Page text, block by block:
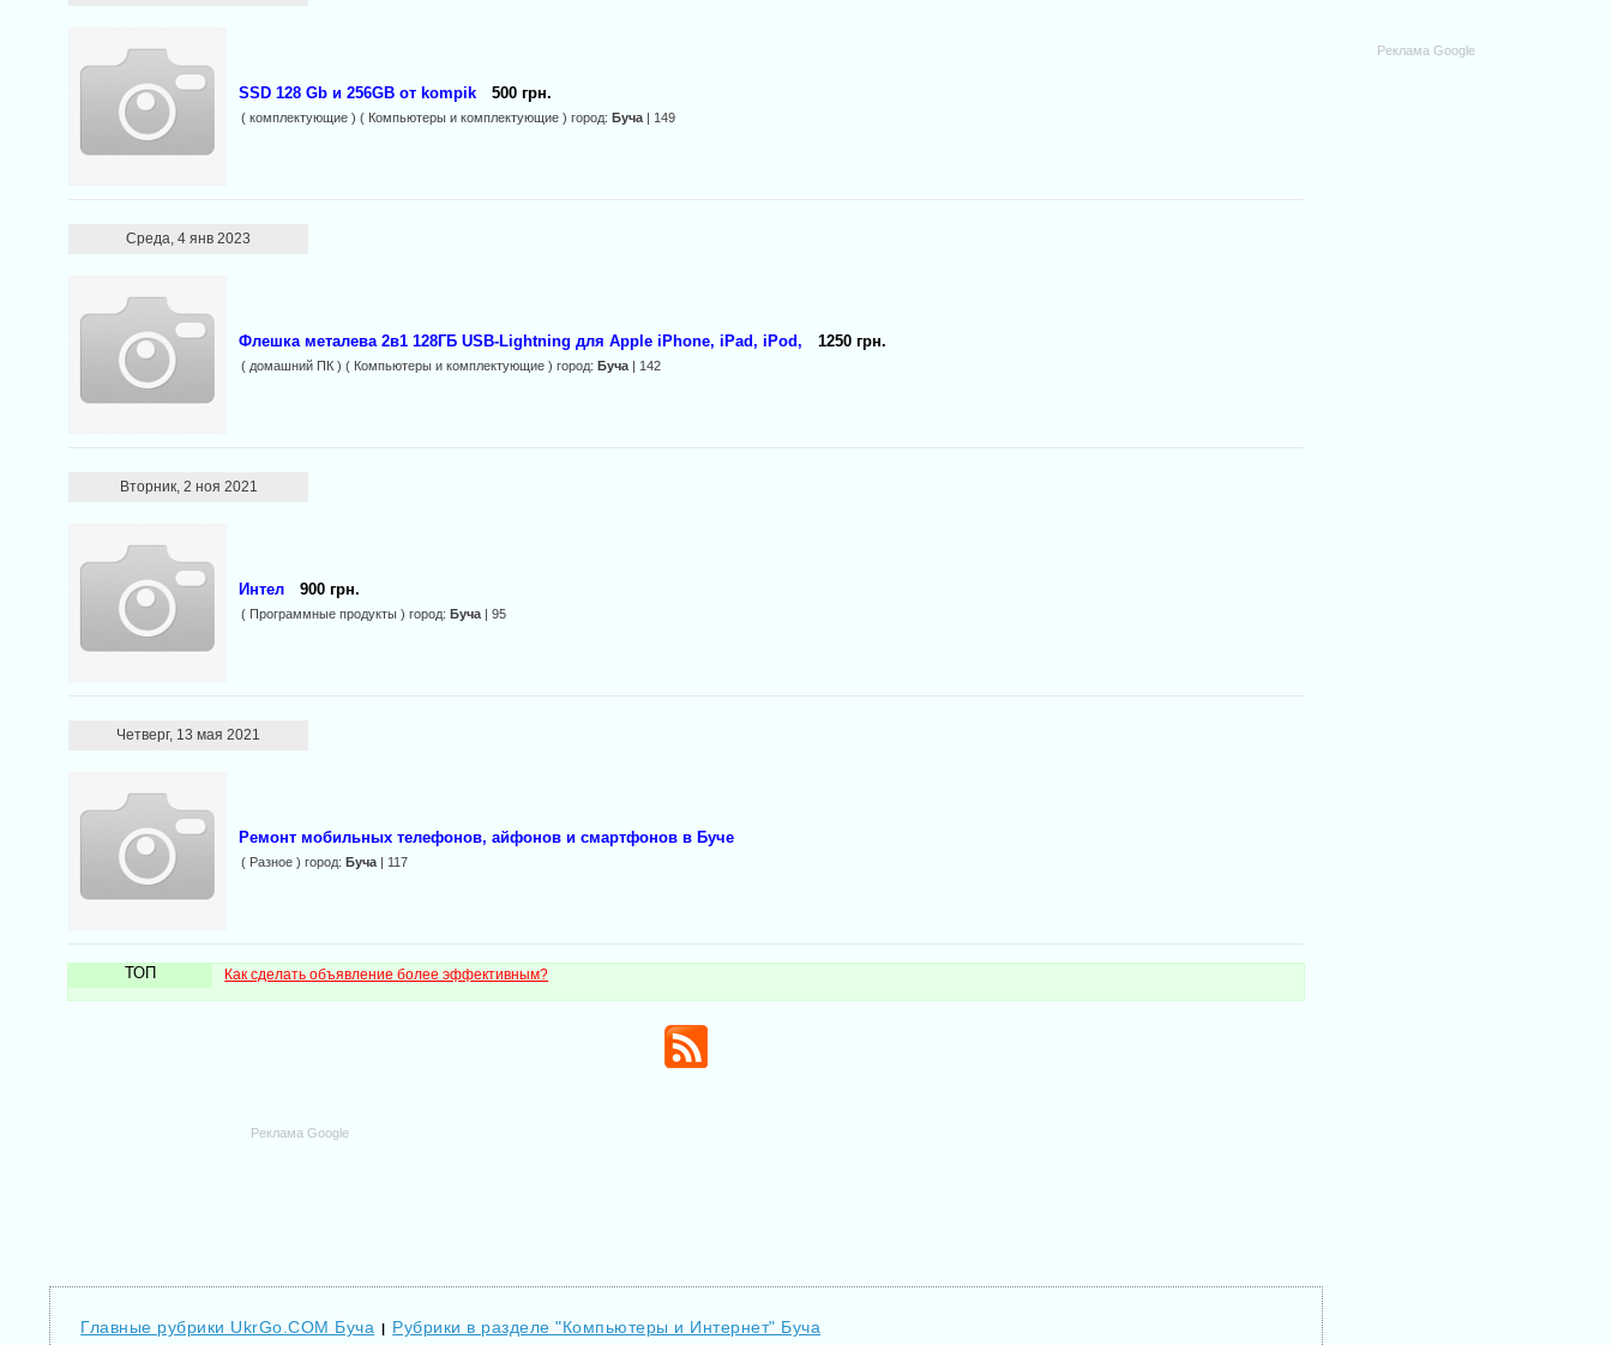
SSD 128 Gb и 256GB от kompik 500 грн.
( комплектующие ) ( Компьютеры и комплектующие ) город:Буча | 149
Среда, 4 янв 2023
Флешка металева 2в1 128ГБ USB-Lightning для Apple iPhone, iPad, iPod, 1250 грн.
( домашний ПК ) ( Компьютеры и комплектующие ) город:Буча | 142
Вторник, 2 ноя 2021
Интел 900 грн.
( Программные продукты ) город:Буча | 95
Четверг, 13 мая 2021
Ремонт мобильных телефонов, айфонов и смартфонов в Буче
( Разное ) город:Буча | 117
ТОП Как сделать объявление более эффективным?
Реклама Google
Главные рубрики UkrGo.COM Буча | Рубрики в разделе "Компьютеры и Интернет" Буча
Реклама Google